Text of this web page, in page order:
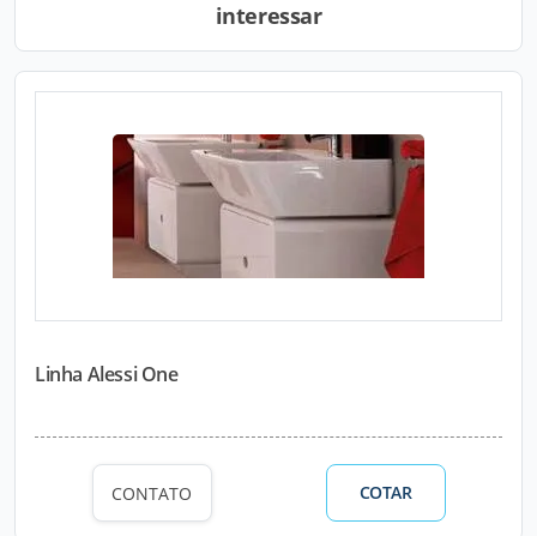
interessar
Linha Alessi One
CONTATO COTAR